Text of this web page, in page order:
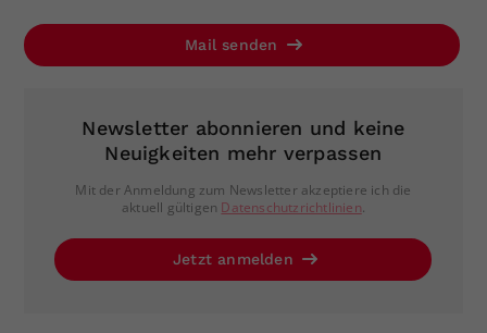
Mail senden
Newsletter abonnieren und keine
Neuigkeiten mehr verpassen
Mit der Anmeldung zum Newsletter akzeptiere ich die
aktuell gültigen Datenschutzrichtlinien.
Jetzt anmelden